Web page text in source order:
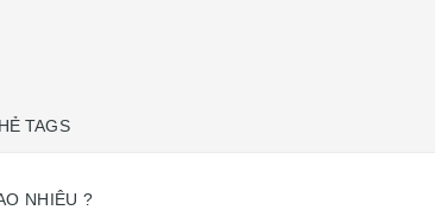
TAGS
NHIÊU ?